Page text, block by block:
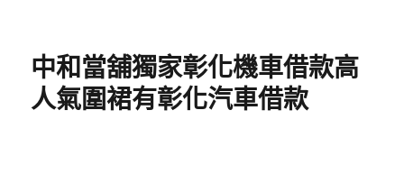
中和當舖獨家彰化機車借款高
人氣圍裙有彰化汽車借款